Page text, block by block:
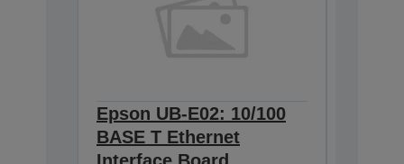
Epson UB-E02: 10/100
BASE T Ethernet